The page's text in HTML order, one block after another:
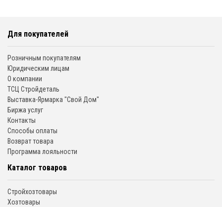
Для покупателей
Розничным покупателям
Юридическим лицам
О компании
ТСЦ Стройдеталь
Выставка-Ярмарка "Свой Дом"
Биржа услуг
Контакты
Способы оплаты
Возврат товара
Программа лояльности
Каталог товаров
Стройхозтовары
Хозтовары